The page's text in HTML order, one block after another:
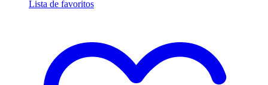
Lista de favoritos